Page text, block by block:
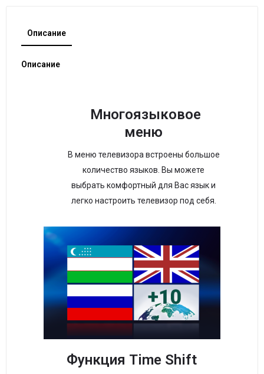
Описание
Описание
Многоязыковое
меню
В меню телевизора встроены большое
количество языков. Вы можете
выбрать комфортный для Вас язык и
легко настроить телевизор под себя.
Функция Time Shift